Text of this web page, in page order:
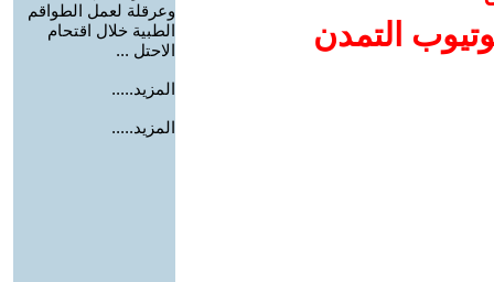
التمدن
وعرقلة لعمل الطواقم
الطبية خلال اقتحام
الاحتل ...
المزيد.....
المزيد.....